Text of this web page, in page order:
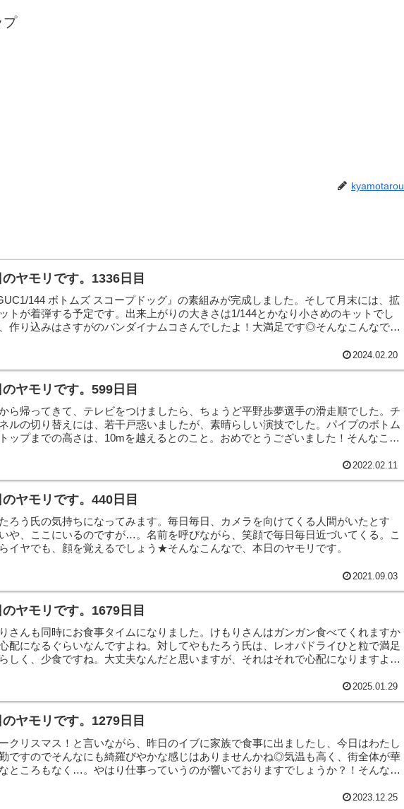
プ
kyamotarou
ヤモリです。1336日目
144 ボトムズ スコープドッグ』の素組みが完成しました。そして月末には、拡
トが着弾する予定です。出来上がりの大きさは1/144とかなり小さめのキットでし
作り込みはさすがのバンダイナムコさんでしたよ！大満足です◎そんなこんなで、
2024.02.20
ヤモリです。599日目
ら帰ってきて、テレビをつけましたら、ちょうど平野歩夢選手の滑走順でした。チ
ルの切り替えには、若干戸惑いましたが、素晴らしい演技でした。パイプのボトム
ップまでの高さは、10mを越えるとのこと。おめでとうございました！そんなこん
2022.02.11
ヤモリです。440日目
ろう氏の気持ちになってみます。毎日毎日、カメラを向けてくる人間がいたとす
や、ここにいるのですが…。名前を呼びながら、笑顔で毎日毎日近づいてくる。こ
イヤでも、顔を覚えるでしょう★そんなこんなで、本日のヤモリです。
2021.09.03
ヤモリです。1679日目
さんも同時にお食事タイムになりました。けもりさんはガンガン食べてくれますか
配になるぐらいなんですよね。対してやもたろう氏は、レオパドライひと粒で満足
しく、少食ですね。大丈夫なんだと思いますが、それはそれで心配になりますよ
2025.01.29
ヤモリです。1279日目
クリスマス！と言いながら、昨日のイブに家族で食事に出ましたし、今日はわたし
ですのでそんなにも綺羅びやかな感じはありませんかね◎気温も高く、街全体が華
ところもなく…。やはり仕事っていうのが響いておりますでしょうか？！そんなこ
2023.12.25